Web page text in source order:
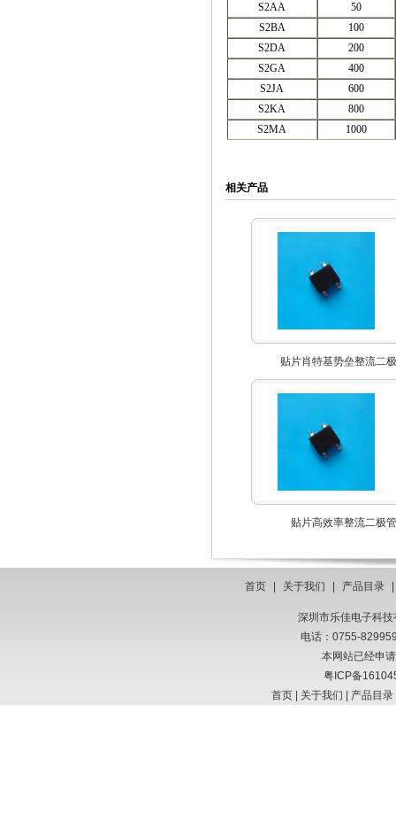
S2AA
50
S2BA
100
S2DA
200
S2GA
400
S2JA
600
S2KA
800
S2MA
1000
相关产品
贴片肖特基势垒整流二
贴片高效率整流二极管
首页 关于我们 产品目录
深圳市乐佳电子科
电话：0755-
本网站已经申
粤ICP备
首页
关于我们 产品目录